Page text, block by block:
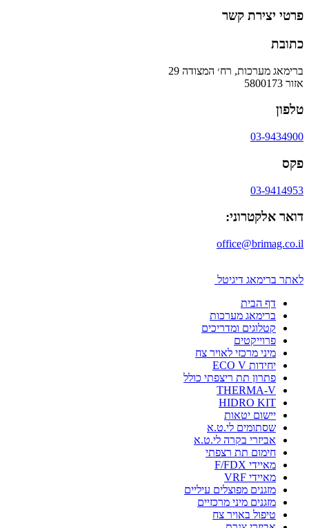
פרטי יצירת קשר
כתובת
ברימאג מערכות, רח׳ המצודה 29
אזור 5800173
טלפון
03-9434900
פקס
03-9414953
דואר אלקטרוני:
office@brimag.co.il
לאתר ברימאג דיגיטל
דף הבית
ברימאג מערכות
קטלוגים ומדריכים
פרוייקטים
מיני מרכזי לאויר צח
יחידות ECO V
פתרון תת ריצפתי כולל
THERMA-V
HIDRO KIT
יישום יטאות
שסתומים לי.ט.א
אביזרי בקרה לי.ט.א
חימום תת רצפתי
מאיידי F/FDX
מאיידי VRF
מזגנים מפוצלים עיליים
מזגנים מיני מרכזיים
טיפול באויר צח